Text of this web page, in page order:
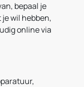
bepaal je
wil hebben,
online via